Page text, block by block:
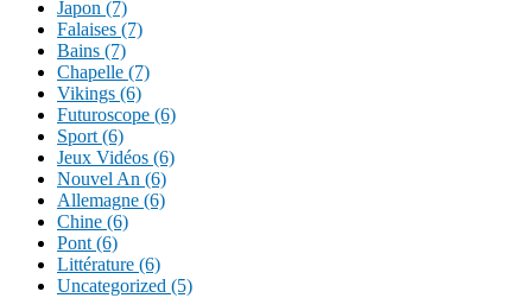
Japon (7)
Falaises (7)
Bains (7)
Chapelle (7)
Vikings (6)
Futuroscope (6)
Sport (6)
Jeux Vidéos (6)
Nouvel An (6)
Allemagne (6)
Chine (6)
Pont (6)
Littérature (6)
Uncategorized (5)